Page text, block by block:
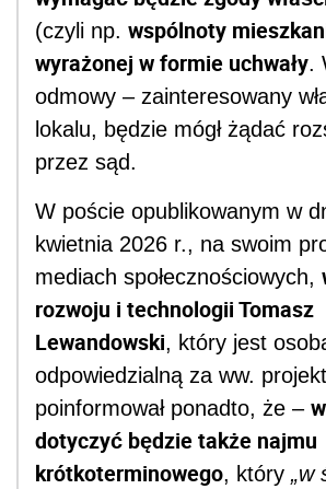
(czyli np. wspólnoty
wyrażonej w formie uchwały.
odmowy – zainteresowany
lokalu, będzie mógł żądać
przez sąd.
W poście opublikowanym w
kwietnia 2026 r., na swoim
mediach społecznościowych,
rozwoju i technologii Tomasz
Lewandowski, który jest
odpowiedzialną za ww. projekt
poinformował ponadto, że –
dotyczyć będzie także najmu
krótkoterminowego, który „w